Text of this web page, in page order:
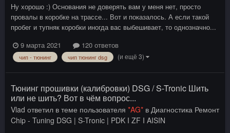
Ну хорошо :) Основания не доверять вам у меня нет, просто
провалы в коробке на трассе... Вот и показалось. А если такой
пробег и тупняк коробки иногда вас выбешивает, то однозначно...
9 марта 2021
120 ответов
чип - тюнинг чип тюнинг dsg (и ещё 3)
Тюнинг прошивки (калибровки) DSG / S-Tronic Шить
или не шить? Вот в чём вопрос...
Vlad ответил в теме пользователя *AG* в Диагностика Ремонт
Chip - Tuning DSG | S-Tronic | PDK I ZF I AISIN